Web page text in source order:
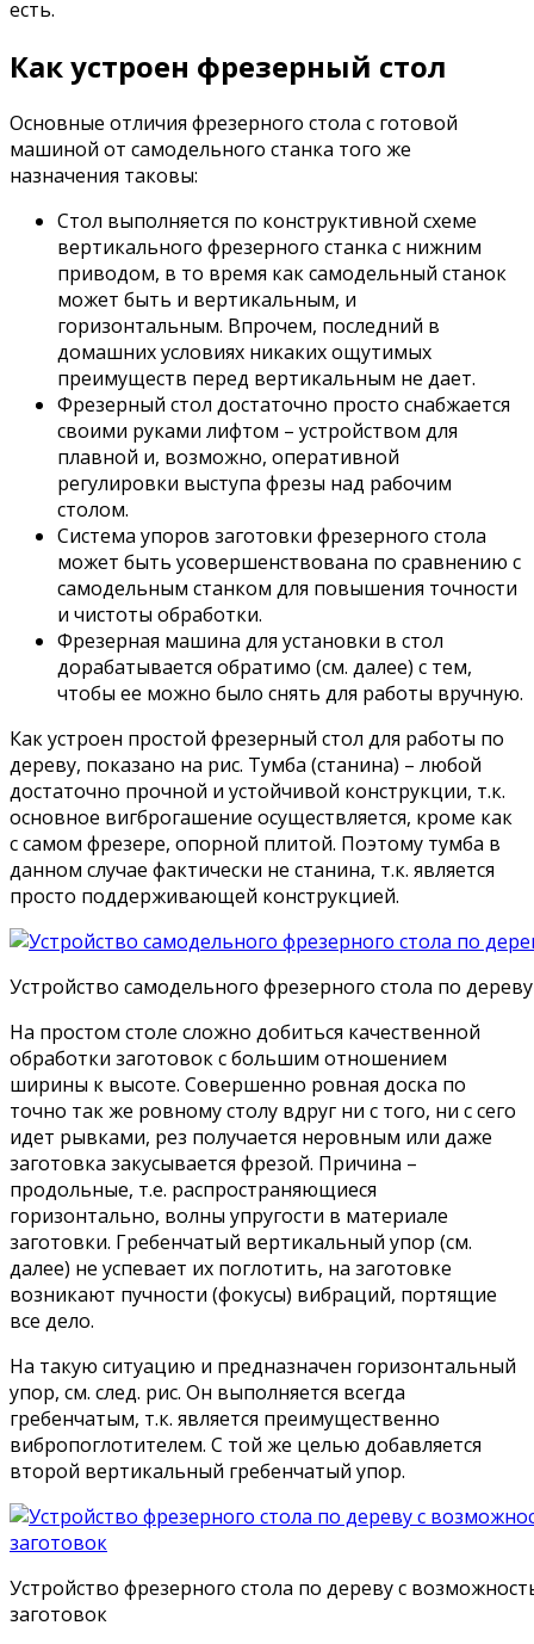
есть.
Как устроен фрезерный стол
Основные отличия фрезерного стола с готовой
машиной от самодельного станка того же
назначения таковы:
Стол выполняется по конструктивной схеме
вертикального фрезерного станка с нижним
приводом, в то время как самодельный станок
может быть и вертикальным, и
горизонтальным. Впрочем, последний в
домашних условиях никаких ощутимых
преимуществ перед вертикальным не дает.
Фрезерный стол достаточно просто снабжается
своими руками лифтом – устройством для
плавной и, возможно, оперативной
регулировки выступа фрезы над рабочим
столом.
Система упоров заготовки фрезерного стола
может быть усовершенствована по сравнению с
самодельным станком для повышения точности
и чистоты обработки.
Фрезерная машина для установки в стол
дорабатывается обратимо (см. далее) с тем,
чтобы ее можно было снять для работы вручную.
Как устроен простой фрезерный стол для работы по
дереву, показано на рис. Тумба (станина) – любой
достаточно прочной и устойчивой конструкции, т.к.
основное вигброгашение осуществляется, кроме как
с самом фрезере, опорной плитой. Поэтому тумба в
данном случае фактически не станина, т.к. является
просто поддерживающей конструкцией.
Устройство самодельного фрезерного стола по дереву
На простом столе сложно добиться качественной
обработки заготовок с большим отношением
ширины к высоте. Совершенно ровная доска по
точно так же ровному столу вдруг ни с того, ни с сего
идет рывками, рез получается неровным или даже
заготовка закусывается фрезой. Причина –
продольные, т.е. распространяющиеся
горизонтально, волны упругости в материале
заготовки. Гребенчатый вертикальный упор (см.
далее) не успевает их поглотить, на заготовке
возникают пучности (фокусы) вибраций, портящие
все дело.
На такую ситуацию и предназначен горизонтальный
упор, см. след. рис. Он выполняется всегда
гребенчатым, т.к. является преимущественно
вибропоглотителем. С той же целью добавляется
второй вертикальный гребенчатый упор.
Устройство фрезерного стола по дереву с
заготовок